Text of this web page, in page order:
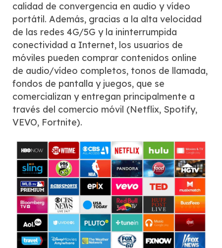
calidad de convergencia en audio y vídeo
portátil. Además, gracias a la alta velocidad
de las redes 4G/5G y la ininterrumpida
conectividad a Internet, los usuarios de
móviles pueden comprar contenidos online
de audio/vídeo completos, tonos de llamada,
fondos de pantalla y juegos, que se
comercializan y entregan principalmente a
través del comercio móvil (Netflix, Spotify,
VEVO, Fortnite).